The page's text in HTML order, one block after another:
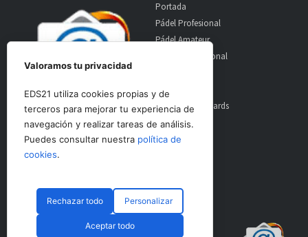
Portada
Pádel Profesional
Pádel Amateur
Pádel Internacional
Material
World Padel Awards
Contacto
Publicidad
© CopyRight 2024 PadelSpain
Valoramos tu privacidad
EDS21 utiliza cookies propias y de
terceros para mejorar tu experiencia de
navegación y realizar tareas de análisis.
Puedes consultar nuestra política de
cookies.
Rechazar todo Personalizar
Aceptar todo